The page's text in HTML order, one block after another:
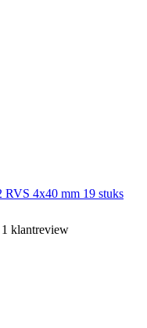
RVS 4x40 mm 19 stuks
1 klantreview